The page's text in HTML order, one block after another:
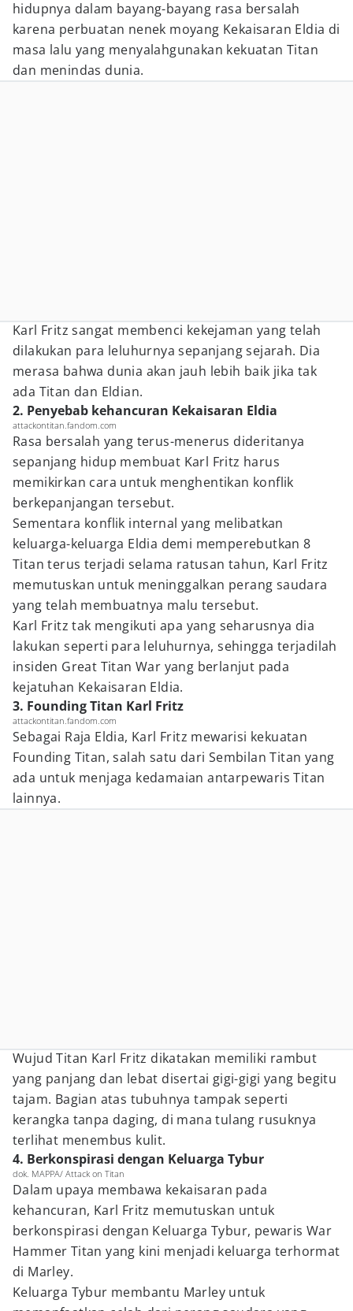
hidupnya dalam bayang-bayang rasa bersalah
karena perbuatan nenek moyang Kekaisaran Eldia di
masa lalu yang menyalahgunakan kekuatan Titan
dan menindas dunia.
Karl Fritz sangat membenci kekejaman yang telah
dilakukan para leluhurnya sepanjang sejarah. Dia
merasa bahwa dunia akan jauh lebih baik jika tak
ada Titan dan Eldian.
2. Penyebab kehancuran Kekaisaran Eldia
attackontitan.fandom.com
Rasa bersalah yang terus-menerus dideritanya
sepanjang hidup membuat Karl Fritz harus
memikirkan cara untuk menghentikan konflik
berkepanjangan tersebut.
Sementara konflik internal yang melibatkan
keluarga-keluarga Eldia demi memperebutkan 8
Titan terus terjadi selama ratusan tahun, Karl Fritz
memutuskan untuk meninggalkan perang saudara
yang telah membuatnya malu tersebut.
Karl Fritz tak mengikuti apa yang seharusnya dia
lakukan seperti para leluhurnya, sehingga terjadilah
insiden Great Titan War yang berlanjut pada
kejatuhan Kekaisaran Eldia.
3. Founding Titan Karl Fritz
attackontitan.fandom.com
Sebagai Raja Eldia, Karl Fritz mewarisi kekuatan
Founding Titan, salah satu dari Sembilan Titan yang
ada untuk menjaga kedamaian antarpewaris Titan
lainnya.
Wujud Titan Karl Fritz dikatakan memiliki rambut
yang panjang dan lebat disertai gigi-gigi yang begitu
tajam. Bagian atas tubuhnya tampak seperti
kerangka tanpa daging, di mana tulang rusuknya
terlihat menembus kulit.
4. Berkonspirasi dengan Keluarga Tybur
dok. MAPPA/ Attack on Titan
Dalam upaya membawa kekaisaran pada
kehancuran, Karl Fritz memutuskan untuk
berkonspirasi dengan Keluarga Tybur, pewaris War
Hammer Titan yang kini menjadi keluarga terhormat
di Marley.
Keluarga Tybur membantu Marley untuk